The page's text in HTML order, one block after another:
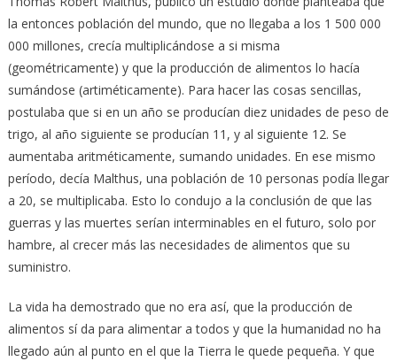
la entonces población del mundo, que no llegaba a los 1 500 000
000 millones, crecía multiplicándose a si misma
(geométricamente) y que la producción de alimentos lo hacía
sumándose (artiméticamente). Para hacer las cosas sencillas,
postulaba que si en un año se producían diez unidades de peso de
trigo, al año siguiente se producían 11, y al siguiente 12. Se
aumentaba aritméticamente, sumando unidades. En ese mismo
período, decía Malthus, una población de 10 personas podía llegar
a 20, se multiplicaba. Esto lo condujo a la conclusión de que las
guerras y las muertes serían interminables en el futuro, solo por
hambre, al crecer más las necesidades de alimentos que su
suministro.
La vida ha demostrado que no era así, que la producción de
alimentos sí da para alimentar a todos y que la humanidad no ha
llegado aún al punto en el que la Tierra le quede pequeña. Y que